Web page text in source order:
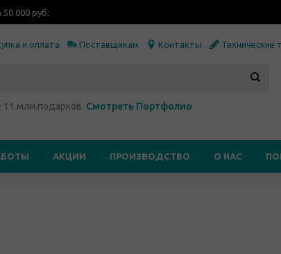
000 руб.
и оплата Поставщикам Контакты Технические
млн.подарков. Смотреть Портфолио
АКЦИИ ПРОИЗВОДСТВО О НАС